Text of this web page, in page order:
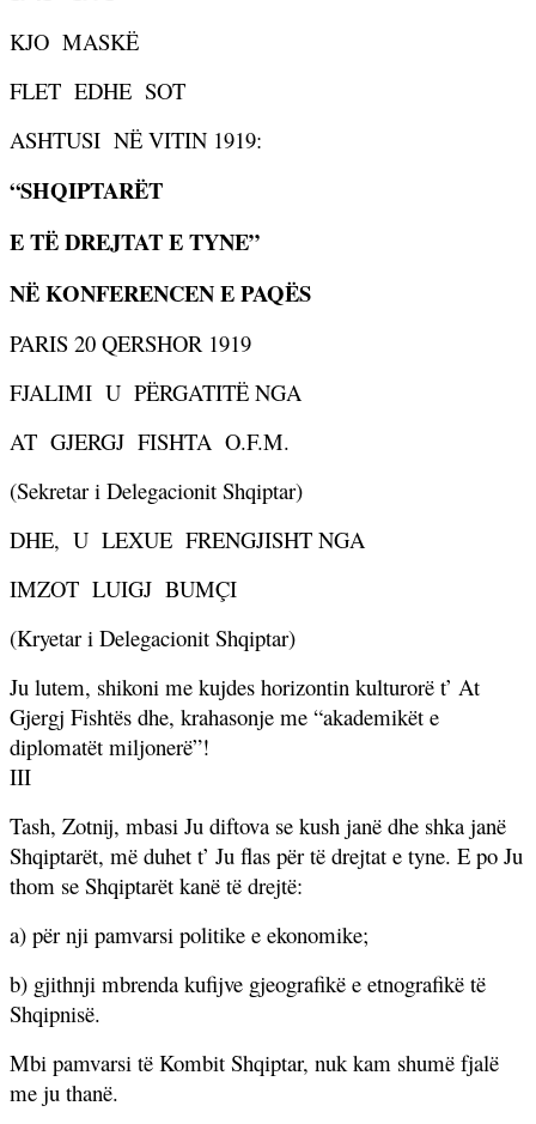
KJO MASKË
FLET EDHE SOT
ASHTUSI NË VITIN 1919:
“SHQIPTARËT
E TË DREJTAT E TYNE”
NË KONFERENCEN E PAQËS
PARIS 20 QERSHOR 1919
FJALIMI U PËRGATITË NGA
AT GJERGJ FISHTA O.F.M.
(Sekretar i Delegacionit Shqiptar)
DHE, U LEXUE FRENGJISHT NGA
IMZOT LUIGJ BUMÇI
(Kryetar i Delegacionit Shqiptar)
Ju lutem, shikoni me kujdes horizontin kulturorë t’ At
Gjergj Fishtës dhe, krahasonje me “akademikët e
diplomatët miljonerë”!
III
Tash, Zotnij, mbasi Ju diftova se kush janë dhe shka janë
Shqiptarët, më duhet t’ Ju flas për të drejtat e tyne. E po Ju
thom se Shqiptarët kanë të drejtë:
a) për nji pamvarsi politike e ekonomike;
b) gjithnji mbrenda kufijve gjeografikë e etnografikë të
Shqipnisë.
Mbi pamvarsi të Kombit Shqiptar, nuk kam shumë fjalë
me ju thanë.